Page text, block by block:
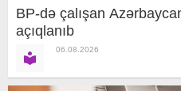
BP-də çalışan
açıqlanıb
06.08.2026